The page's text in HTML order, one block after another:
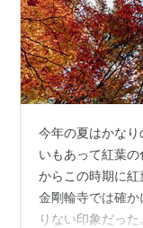
今年の夏はかな
いもあって紅葉
からこの時期に
金剛輪寺では確
りない印象だっ